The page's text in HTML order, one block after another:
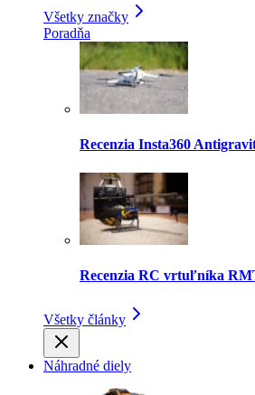
Všetky značky
Poradňa
Recenzia Insta360
Recenzia RC vrtuľníka
Všetky články
Náhradné diely